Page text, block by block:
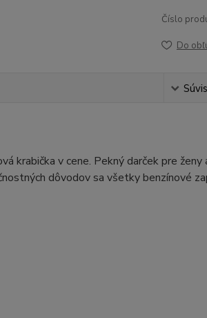
Číslo
Do
krabička v cene. Pekný darček pre
dôvodov sa všetky benzínové